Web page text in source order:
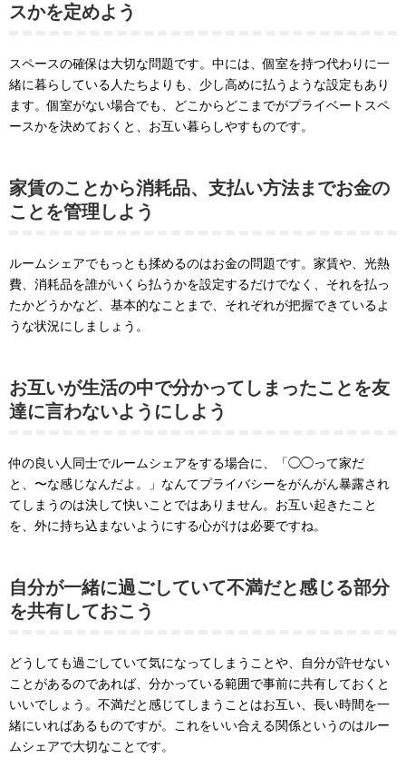
スかを定めよう
スペースの確保は大切な問題です。中には、個室を持つ代わりに一
緒に暮らしている人たちよりも、少し高めに払うような設定もあり
ます。個室がない場合でも、どこからどこまでがプライベートスペ
ースかを決めておくと、お互い暮らしやすものです。
家賃のことから消耗品、支払い方法までお金の
ことを管理しよう
ルームシェアでもっとも揉めるのはお金の問題です。家賃や、光熱
費、消耗品を誰がいくら払うかを設定するだけでなく、それを払っ
たかどうかなど、基本的なことまで、それぞれが把握できているよ
うな状況にしましょう。
お互いが生活の中で分かってしまったことを友
達に言わないようにしよう
仲の良い人同士でルームシェアをする場合に、「◯◯って家だ
と、〜な感じなんだよ。」なんてプライバシーをがんがん暴露され
てしまうのは決して快いことではありません。お互い起きたこと
を、外に持ち込まないようにする心がけは必要ですね。
自分が一緒に過ごしていて不満だと感じる部分
を共有しておこう
どうしても過ごしていて気になってしまうことや、自分が許せない
ことがあるのであれば、分かっている範囲で事前に共有しておくと
いいでしょう。不満だと感じてしまうことはお互い、長い時間を一
緒にいればあるものですが。これをいい合える関係というのはルー
ムシェアで大切なことです。